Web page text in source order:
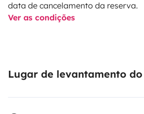
data de cancelamento da reserva.
Ver as condições
Lugar de levantamento